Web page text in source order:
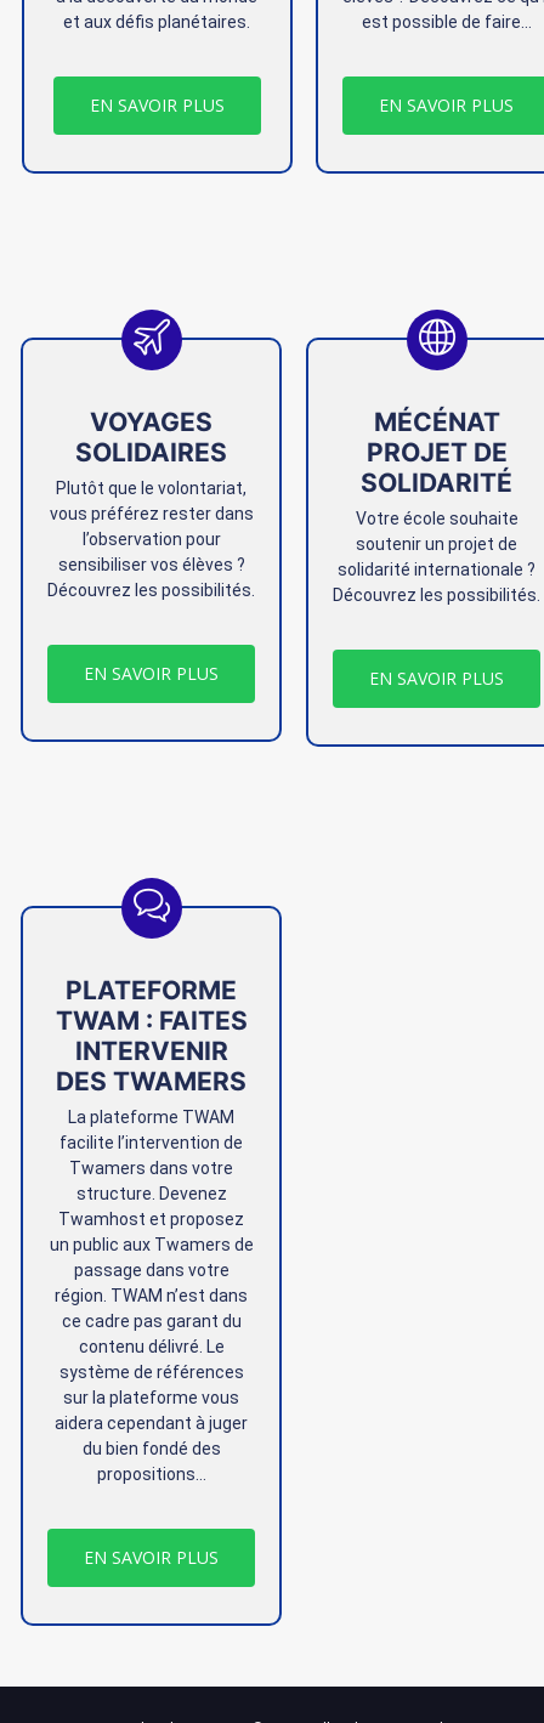
et aux défis planétaires.
EN SAVOIR PLUS
est possible de faire…
EN SAVOIR PLUS
VOYAGES
SOLIDAIRES
Plutôt que le volontariat,
vous préférez rester dans
l’observation pour
sensibiliser vos élèves ?
Découvrez les possibilités.
EN SAVOIR PLUS
MÉCÉNAT
PROJET DE
SOLIDARITÉ
Votre école souhaite
soutenir un projet de
solidarité internationale ?
Découvrez les possibilités.
EN SAVOIR PLUS
PLATEFORME
TWAM : FAITES
INTERVENIR
DES TWAMERS
La plateforme TWAM
facilite l’intervention de
Twamers dans votre
structure. Devenez
Twamhost et proposez
un public aux Twamers de
passage dans votre
région. TWAM n’est dans
ce cadre pas garant du
contenu délivré. Le
système de références
sur la plateforme vous
aidera cependant à juger
du bien fondé des
propositions…
EN SAVOIR PLUS